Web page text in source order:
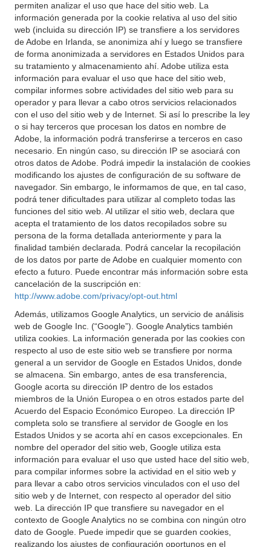
permiten analizar el uso que hace del sitio web. La
información generada por la cookie relativa al uso del sitio
web (incluida su dirección IP) se transfiere a los servidores
de Adobe en Irlanda, se anonimiza ahí y luego se transfiere
de forma anonimizada a servidores en Estados Unidos para
su tratamiento y almacenamiento ahí. Adobe utiliza esta
información para evaluar el uso que hace del sitio web,
compilar informes sobre actividades del sitio web para su
operador y para llevar a cabo otros servicios relacionados
con el uso del sitio web y de Internet. Si así lo prescribe la ley
o si hay terceros que procesan los datos en nombre de
Adobe, la información podrá transferirse a terceros en caso
necesario. En ningún caso, su dirección IP se asociará con
otros datos de Adobe. Podrá impedir la instalación de cookies
modificando los ajustes de configuración de su software de
navegador. Sin embargo, le informamos de que, en tal caso,
podrá tener dificultades para utilizar al completo todas las
funciones del sitio web. Al utilizar el sitio web, declara que
acepta el tratamiento de los datos recopilados sobre su
persona de la forma detallada anteriormente y para la
finalidad también declarada. Podrá cancelar la recopilación
de los datos por parte de Adobe en cualquier momento con
efecto a futuro. Puede encontrar más información sobre esta
cancelación de la suscripción en:
http://www.adobe.com/privacy/opt-out.html
Además, utilizamos Google Analytics, un servicio de análisis
web de Google Inc. (“Google”). Google Analytics también
utiliza cookies. La información generada por las cookies con
respecto al uso de este sitio web se transfiere por norma
general a un servidor de Google en Estados Unidos, donde
se almacena. Sin embargo, antes de esa transferencia,
Google acorta su dirección IP dentro de los estados
miembros de la Unión Europea o en otros estados parte del
Acuerdo del Espacio Económico Europeo. La dirección IP
completa solo se transfiere al servidor de Google en los
Estados Unidos y se acorta ahí en casos excepcionales. En
nombre del operador del sitio web, Google utiliza esta
información para evaluar el uso que usted hace del sitio web,
para compilar informes sobre la actividad en el sitio web y
para llevar a cabo otros servicios vinculados con el uso del
sitio web y de Internet, con respecto al operador del sitio
web. La dirección IP que transfiere su navegador en el
contexto de Google Analytics no se combina con ningún otro
dato de Google. Puede impedir que se guarden cookies,
realizando los ajustes de configuración oportunos en el